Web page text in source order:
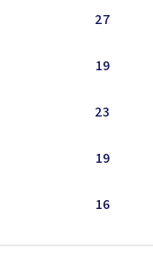
27
19
23
19
16